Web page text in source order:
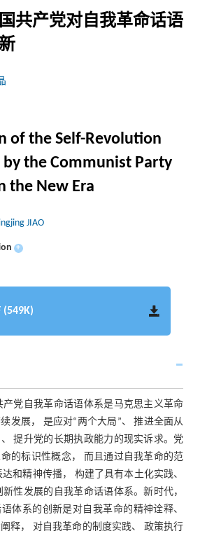
共产党对自我革命话语
of the Self-Revolution
by the Communist Party
the New Era
JIAO
+
(549K)
产党自我革命话语体系是马克思主义革命
发展， 是应对“两个大局”、 推进全面从
提升党的长期执政能力的现实诉求。党
的标识性概念， 而且通过自我革命的范
和精神传播， 构建了具有本土化实践、
性发展的自我革命话语体系。新时代，
体系的创新是对自我革命的精神诠释、
释， 对自我革命的制度实践、 政策执行